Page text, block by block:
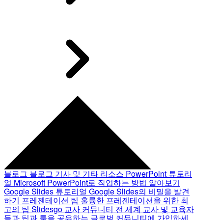
블로그 블로그 기사 및 기타 리소스 PowerPoint 튜토리
얼 Microsoft PowerPoint로 작업하는 방법 알아보기
Google Slides 튜토리얼 Google Slides의 비밀을 발견
하기 프레젠테이션 팁 훌륭한 프레젠테이션을 위한 최
고의 팁 Slidesgo 교사 커뮤니티 전 세계 교사 및 교육자